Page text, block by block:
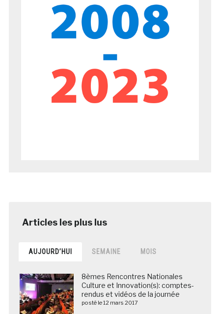
AUJOURD’HUI SEMAINE MOIS
8èmes Rencontres Nationales
Culture et Innovation(s): comptes-
rendus et vidéos de la journée
posté le 12 mars 2017